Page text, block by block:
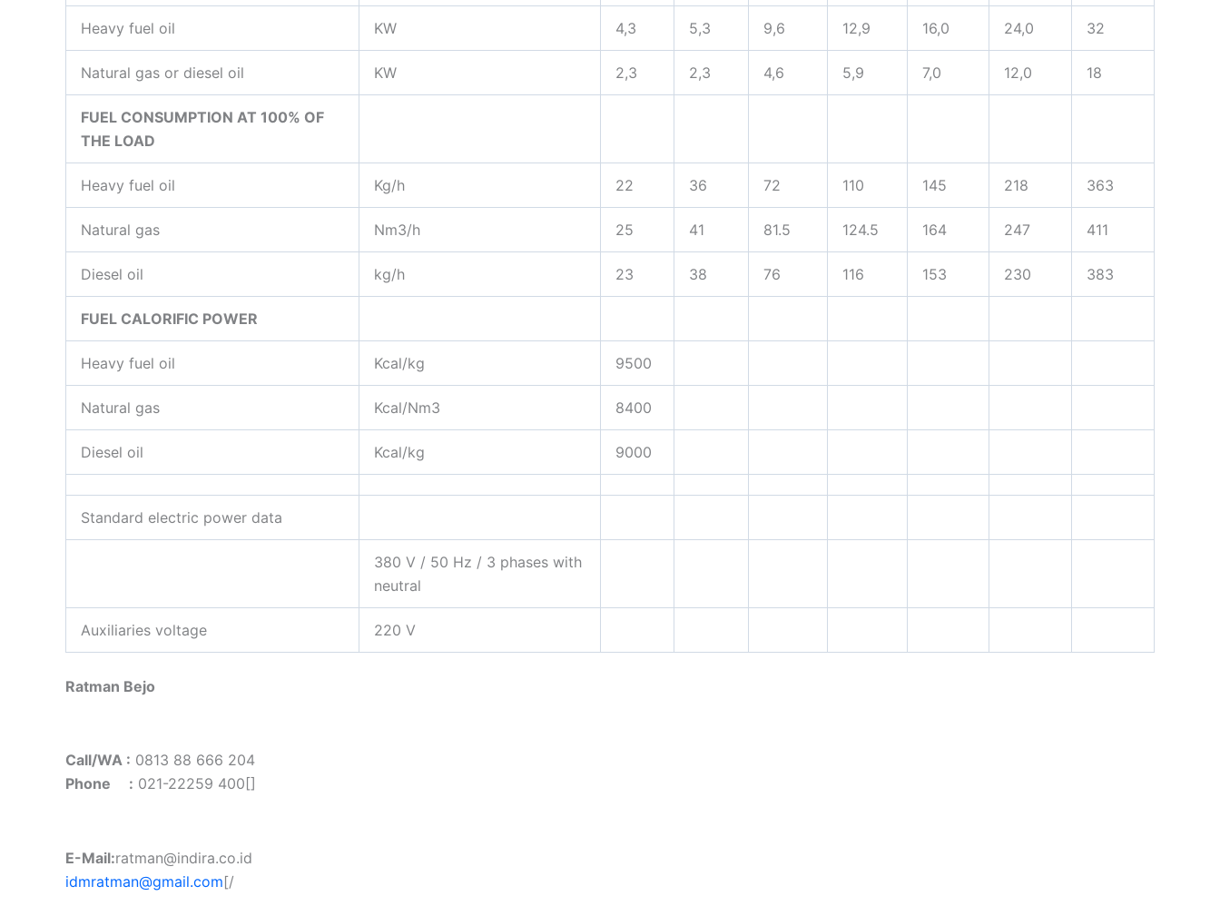
Heavy fuel oil KW 4,3 5,3 9,6 12,9 16,0 24,0 32
Natural gas or diesel oil KW 2,3 2,3 4,6 5,9 7,0 12,0 18
FUEL CONSUMPTION AT 100% OF
THE LOAD
Heavy fuel oil Kg/h 22 36 72 110 145 218 363
Natural gas Nm3/h 25 41 81.5 124.5 164 247 411
Diesel oil kg/h 23 38 76 116 153 230 383
FUEL CALORIFIC POWER
Heavy fuel oil Kcal/kg 9500
Natural gas Kcal/Nm3 8400
Diesel oil Kcal/kg 9000
Standard electric power data
380 V / 50 Hz / 3 phases with
neutral
Auxiliaries voltage 220 V
Ratman Bejo
Call/WA : 0813 88 666 204
Phone : 021-22259 400[]
E-Mail:ratman@indira.co.id
idmratman@gmail.com[/